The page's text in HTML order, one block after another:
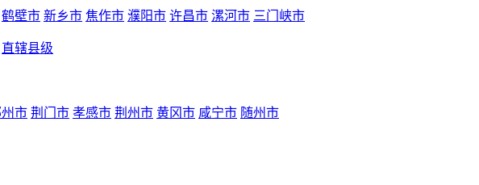
鹤壁市 新乡市 焦作市 濮阳市 许昌市 漯河市 三门峡市
直辖县级
市 荆门市 孝感市 荆州市 黄冈市 咸宁市 随州市